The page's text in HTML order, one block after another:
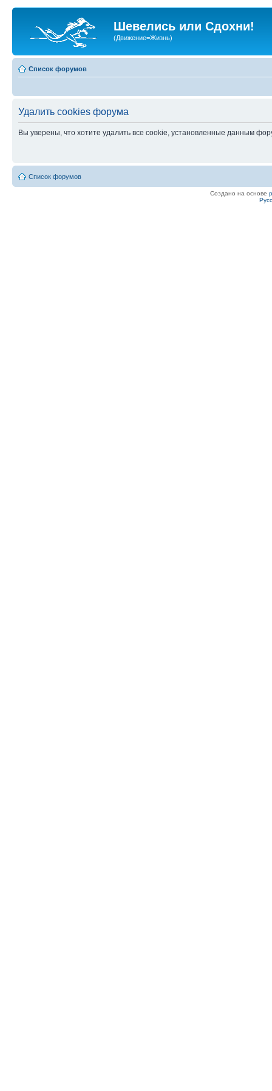
Шевелись или Сдохни!
(Движение=Жизнь)
Список форумов
Удалить cookies форума
Вы уверены, что хотите удалить все cookie, установленные данным
Список форумов
Создано на основе